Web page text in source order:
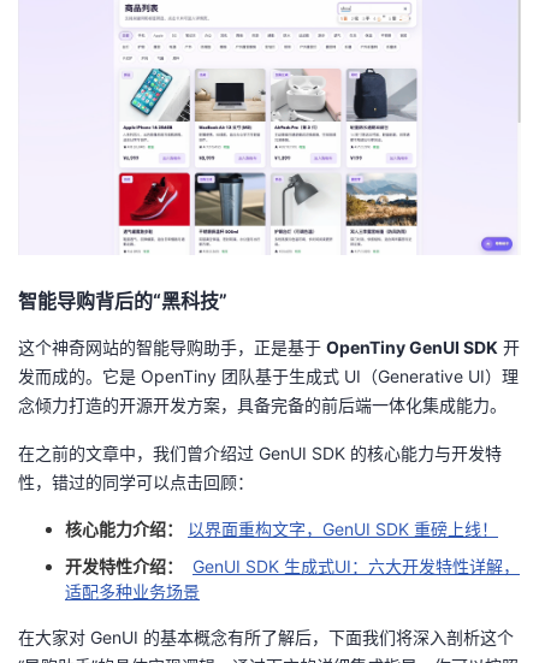
智能导购背后的“黑科技”
这个神奇网站的智能导购助手，正是基于 OpenTiny GenUI SDK 开
发而成的。它是 OpenTiny 团队基于生成式 UI（Generative UI）理
念倾力打造的开源开发方案，具备完备的前后端一体化集成能力。
在之前的文章中，我们曾介绍过 GenUI SDK 的核心能力与开发特
性，错过的同学可以点击回顾：
核心能力介绍：
以界面重构文字，GenUI SDK 重磅上线！
开发特性介绍：
GenUI SDK 生成式UI：六大开发特性详解，
适配多种业务场景
在大家对 GenUI 的基本概念有所了解后，下面我们将深入剖析这个